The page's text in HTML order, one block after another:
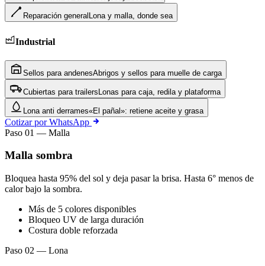
Reparación general Lona y malla, donde sea
Industrial
Sellos para andenesAbrigos y sellos para muelle de carga
Cubiertas para trailers Lonas para caja, redila y plataforma
Lona anti derrames«El pañal»: retiene aceite y grasa
Cotizar por WhatsApp
Paso 01 — Malla
Malla sombra
Bloquea hasta 95% del sol y deja pasar la brisa. Hasta 6° menos de
calor bajo la sombra.
Más de 5 colores disponibles
Bloqueo UV de larga duración
Costura doble reforzada
Paso 02 — Lona